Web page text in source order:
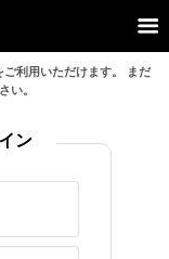
利用いただけます。 まだ
い。
ン